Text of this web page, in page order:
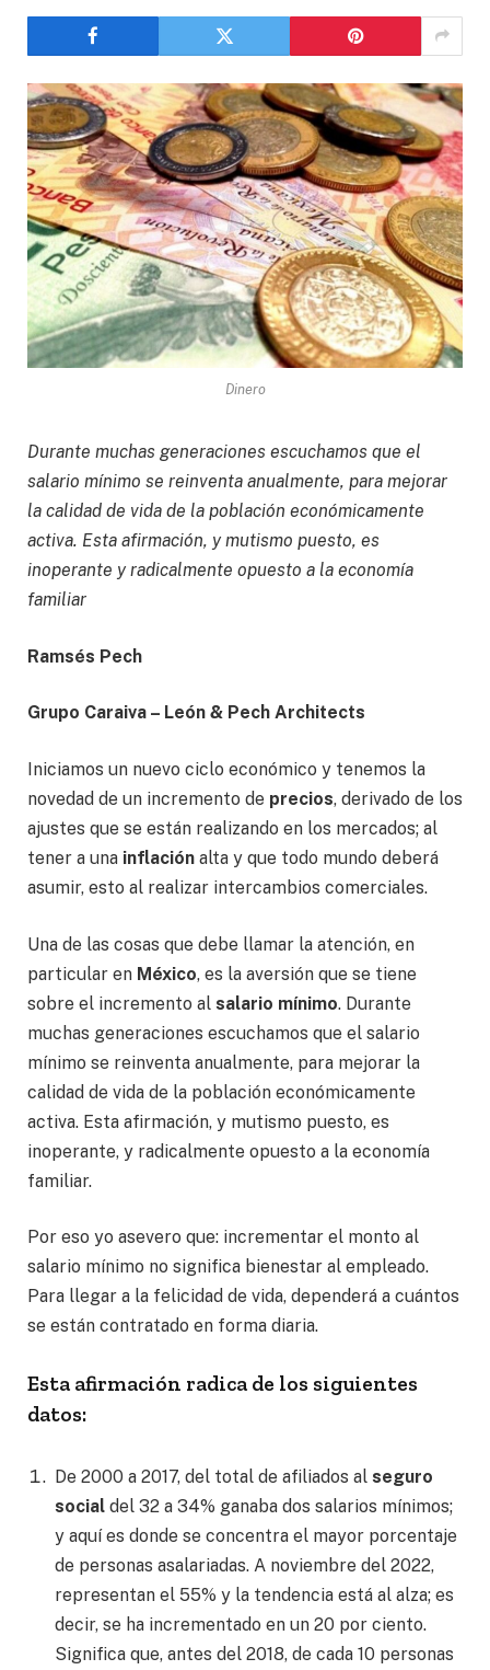
Dinero
Durante muchas generaciones escuchamos que el
salario mínimo se reinventa anualmente, para mejorar
la calidad de vida de la población económicamente
activa. Esta afirmación, y mutismo puesto, es
inoperante y radicalmente opuesto a la economía
familiar
Ramsés Pech
Grupo Caraiva – León & Pech Architects
Iniciamos un nuevo ciclo económico y tenemos la
novedad de un incremento de precios, derivado de los
ajustes que se están realizando en los mercados; al
tener a una inflación alta y que todo mundo deberá
asumir, esto al realizar intercambios comerciales.
Una de las cosas que debe llamar la atención, en
particular en México, es la aversión que se tiene
sobre el incremento al salario mínimo. Durante
muchas generaciones escuchamos que el salario
mínimo se reinventa anualmente, para mejorar la
calidad de vida de la población económicamente
activa. Esta afirmación, y mutismo puesto, es
inoperante, y radicalmente opuesto a la economía
familiar.
Por eso yo asevero que: incrementar el monto al
salario mínimo no significa bienestar al empleado.
Para llegar a la felicidad de vida, dependerá a cuántos
se están contratado en forma diaria.
Esta afirmación radica de los siguientes
datos:
De 2000 a 2017, del total de afiliados al seguro
social del 32 a 34% ganaba dos salarios mínimos;
y aquí es donde se concentra el mayor porcentaje
de personas asalariadas. A noviembre del 2022,
representan el 55% y la tendencia está al alza; es
decir, se ha incrementado en un 20 por ciento.
Significa que, antes del 2018, de cada 10 personas